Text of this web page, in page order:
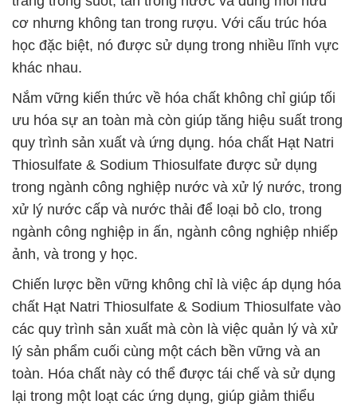
cơ nhưng không tan trong rượu. Với cấu trúc hóa
học đặc biệt, nó được sử dụng trong nhiều lĩnh vực
khác nhau.
Nắm vững kiến thức về hóa chất không chỉ giúp tối
ưu hóa sự an toàn mà còn giúp tăng hiệu suất trong
quy trình sản xuất và ứng dụng. hóa chất Hạt Natri
Thiosulfate & Sodium Thiosulfate được sử dụng
trong ngành công nghiệp nước và xử lý nước, trong
xử lý nước cấp và nước thải để loại bỏ clo, trong
ngành công nghiệp in ấn, ngành công nghiệp nhiếp
ảnh, và trong y học.
Chiến lược bền vững không chỉ là việc áp dụng hóa
chất Hạt Natri Thiosulfate & Sodium Thiosulfate vào
các quy trình sản xuất mà còn là việc quản lý và xử
lý sản phẩm cuối cùng một cách bền vững và an
toàn. Hóa chất này có thể được tái chế và sử dụng
lại trong một loạt các ứng dụng, giúp giảm thiểu